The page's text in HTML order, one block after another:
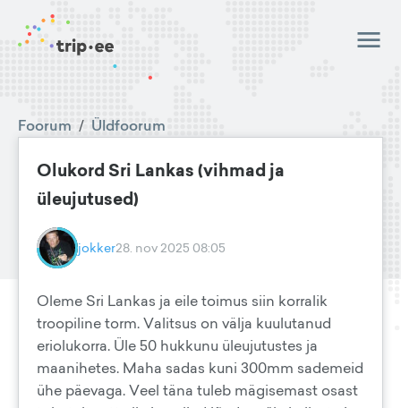
Foorum / Üldfoorum
Olukord Sri Lankas (vihmad ja
üleujutused)
jokker28. nov 2025 08:05
Oleme Sri Lankas ja eile toimus siin korralik
troopiline torm. Valitsus on välja kuulutanud
eriolukorra. Üle 50 hukkunu üleujutustes ja
maanihetes. Maha sadas kuni 300mm sademeid
ühe päevaga. Veel täna tuleb mägisemast osast